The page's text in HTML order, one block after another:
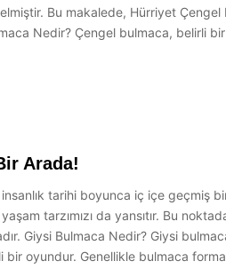
Bu makalede, Hürriyet
Nedir? Çengel bulmaca, belirli
Arada!
tarihi boyunca iç içe geçmiş
tarzımızı da yansıtır. Bu
Giysi Bulmaca Nedir? Giysi
bir oyundur. Genellikle bulmaca